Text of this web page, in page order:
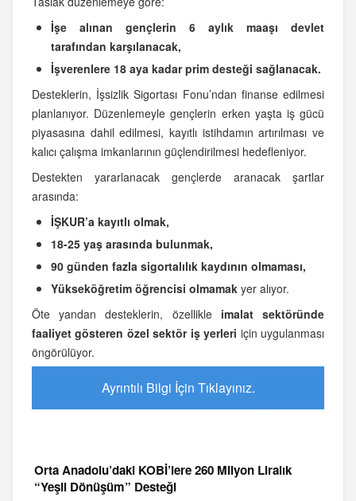
İşe alınan gençlerin 6 aylık maaşı devlet
tarafından karşılanacak,
İşverenlere 18 aya kadar prim desteği sağlanacak.
Desteklerin, İşsizlik Sigortası Fonu’ndan finanse edilmesi
planlanıyor. Düzenlemeyle gençlerin erken yaşta iş gücü
piyasasına dahil edilmesi, kayıtlı istihdamın artırılması ve
kalıcı çalışma imkanlarının güçlendirilmesi hedefleniyor.
Destekten yararlanacak gençlerde aranacak şartlar
arasında:
İŞKUR’a kayıtlı olmak,
18-25 yaş arasında bulunmak,
90 günden fazla sigortalılık kaydının olmaması,
Yükseköğretim öğrencisi olmamak yer alıyor.
Öte yandan desteklerin, özellikle imalat sektöründe
faaliyet gösteren özel sektör iş yerleri için uygulanması
öngörülüyor.
Ayrıntılı Bilgi İçin Tıklayınız.
Orta Anadolu’daki KOBİ’lere 260 Milyon Liralık
“Yeşil Dönüşüm” Desteği